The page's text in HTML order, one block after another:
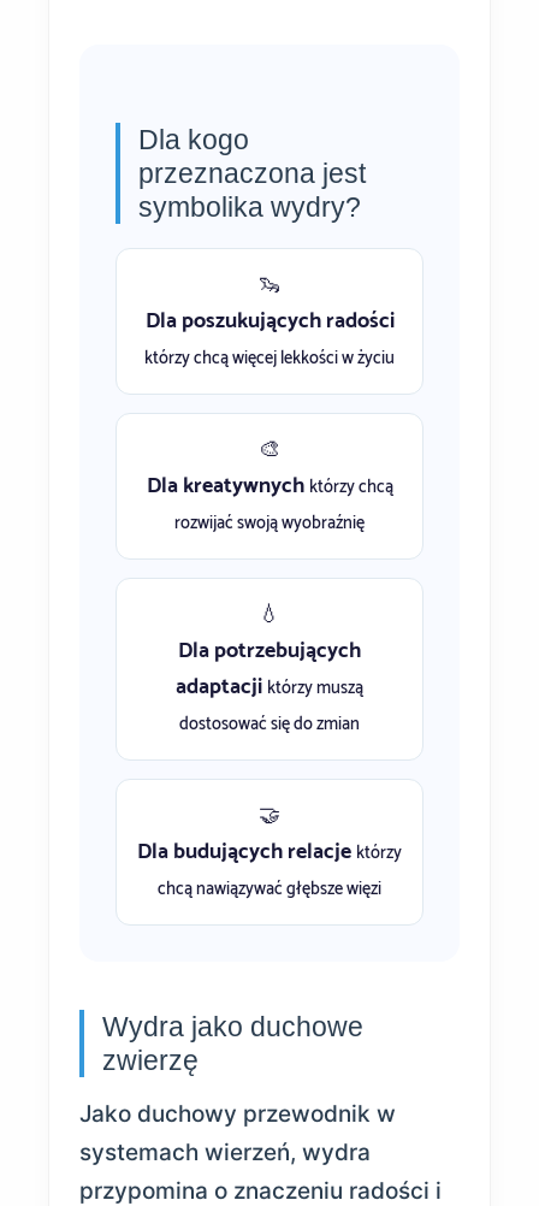
Dla kogo
przeznaczona jest
symbolika wydry?
🦦
Dla poszukujących radości
którzy chcą więcej lekkości w życiu
🎨
Dla kreatywnych którzy chcą
rozwijać swoją wyobraźnię
💧
Dla potrzebujących
adaptacji którzy muszą
dostosować się do zmian
🤝
Dla budujących relacje którzy
chcą nawiązywać głębsze więzi
Wydra jako duchowe
zwierzę
Jako duchowy przewodnik w
systemach wierzeń, wydra
przypomina o znaczeniu radości i